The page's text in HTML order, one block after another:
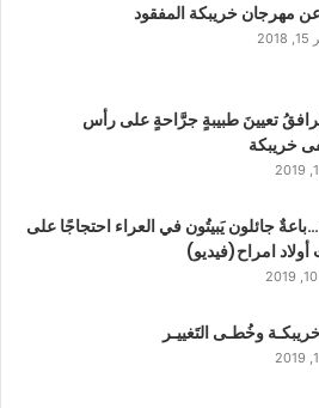
مهرجان خريبكة المفقود
تعيينَ طبيبةٍ جرَّاحةٍ على رأس
خريبكة
جائلون يَبيتُون في العراء احتجاجًا على
امراح(فيديو)
وخُطـى التَغييـر